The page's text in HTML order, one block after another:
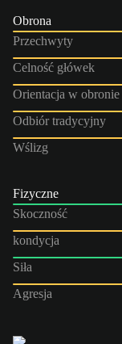
Obrona
Przechwyty
Celność główek
Orientacja w obronie
Odbiór tradycyjny
Wślizg
Fizyczne
Skoczność
kondycja
Siła
Agresja